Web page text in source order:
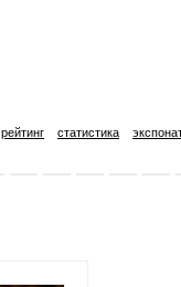
рейтинг статистика